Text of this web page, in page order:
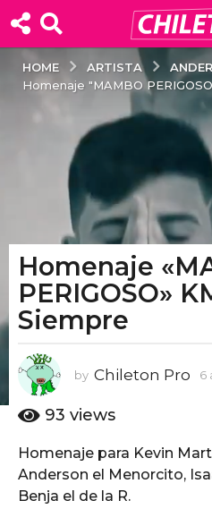
HOME ARTISTA
Homenaje "MAMBO
6
a
ñ
o
a
g
o
a
ñ
o
Homenaje
PERIGOSO»
Siempre
by Chileton Pro 6
93 views
Homenaje para Kevin
Anderson el Menorcito,
Benja el de la R.